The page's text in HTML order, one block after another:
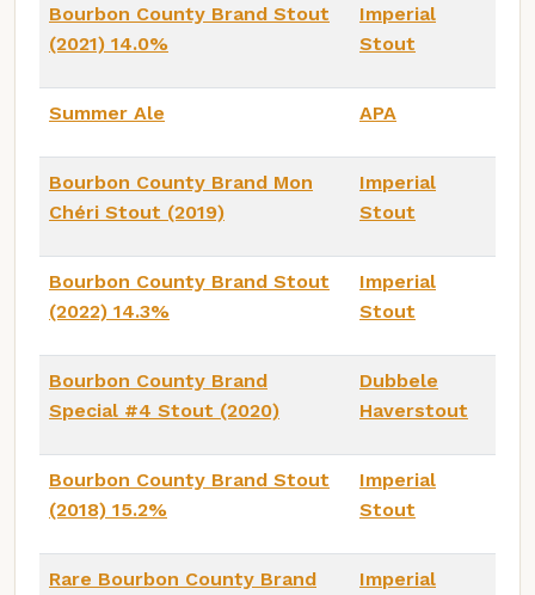
Bourbon County Brand Stout
(2021) 14.0%
Imperial
Stout
Summer Ale APA
Bourbon County Brand Mon
Chéri Stout (2019)
Imperial
Stout
Bourbon County Brand Stout
(2022) 14.3%
Imperial
Stout
Bourbon County Brand
Special #4 Stout (2020)
Dubbele
Haverstout
Bourbon County Brand Stout
(2018) 15.2%
Imperial
Stout
Rare Bourbon County Brand
Imperial